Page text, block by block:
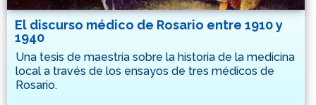
El discurso médico de Rosario entre 1910 y
1940
Una tesis de maestría sobre la historia de la medicina
local a través de los ensayos de tres médicos de
Rosario.